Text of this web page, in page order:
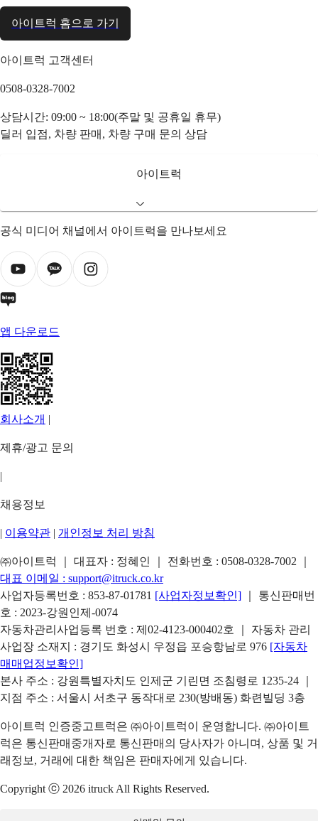
아이트럭 홈으로 가기
아이트럭 고객센터
0508-0328-7002
상담시간: 09:00 ~ 18:00(주말 및 공휴일 휴무)
딜러 입점, 차량 판매, 차량 구매 문의 상담
아이트럭
공식 미디어 채널에서 아이트럭을 만나보세요
앱 다운로드
회사소개 |
제휴/광고 문의
|
채용정보
| 이용약관 | 개인정보 처리 방침
㈜아이트럭 ｜ 대표자 : 정혜인 ｜ 전화번호 : 0508-0328-7002
대표 이메일 : support@itruck.co.kr
사업자등록번호 : 853-87-01781 [사업자정보확인]
｜ 통신판매번
호 : 2023-강원인제-0074
자동차관리사업등록 번호 : 제02-4123-000402호 ｜ 자동차 관리
사업장 소재지 : 경기도 화성시 우정읍 포승항남로 976 [자동차
매매업정보확인]
본사 주소 : 강원특별자치도 인제군 기린면 조침령로 1235-24 ｜
지점 주소 : 서울시 서초구 동작대로 230(방배동) 화련빌딩 3층
아이트럭 인증중고트럭은 ㈜아이트럭이 운영합니다. ㈜아이트
럭은 통신판매중개자로 통신판매의 당사자가 아니며, 상품 및 거
래정보, 거래에 대한 책임은 판매자에게 있습니다.
Copyright ⓒ 2026 itruck All Rights Reserved.